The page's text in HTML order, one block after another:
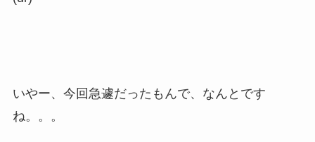
いやー、今回急遽だったもんで、なんとです
ね。。。